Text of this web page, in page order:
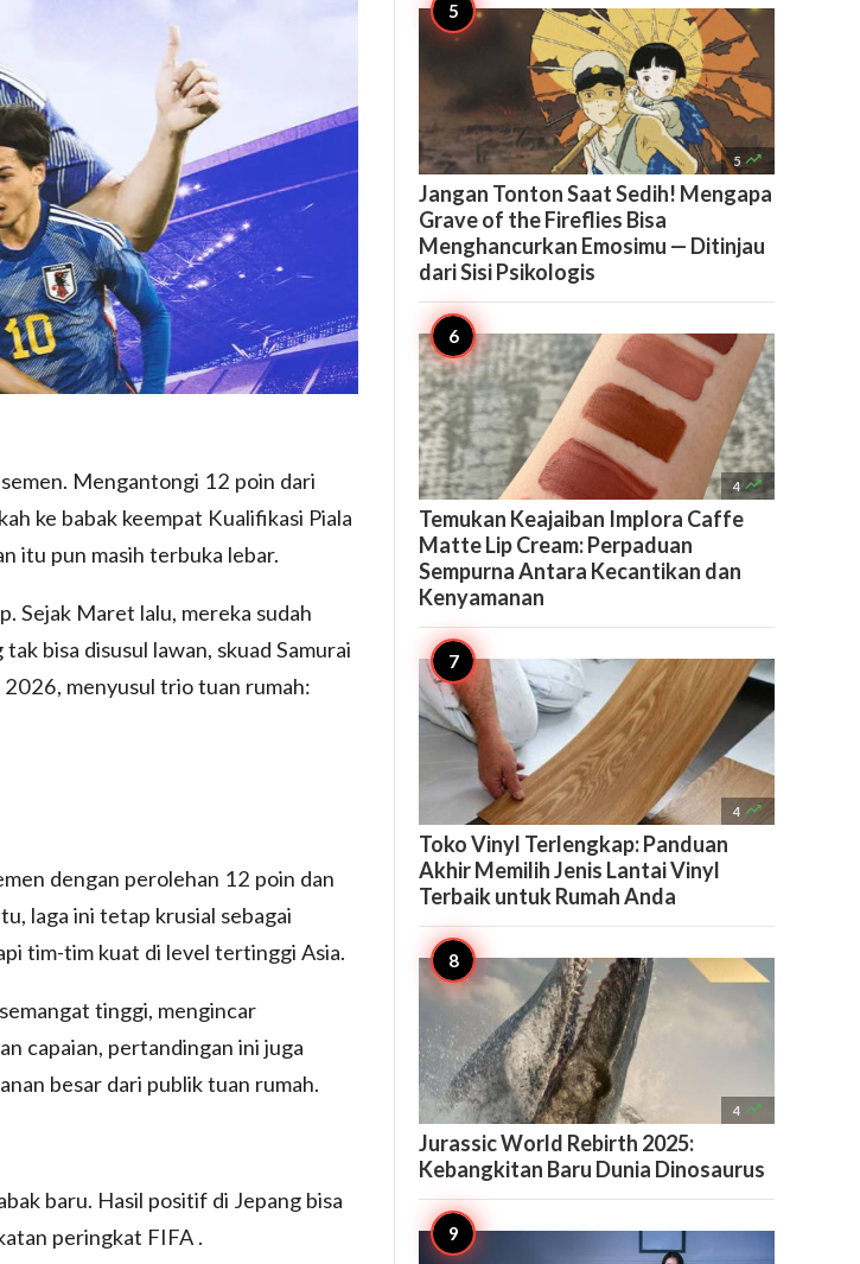
Mengantongi 12 poin dari
ke babak keempat Kualifikasi Piala
itu pun masih terbuka lebar.
Sejak Maret lalu, mereka sudah
bisa disusul lawan, skuad Samurai
2026, menyusul trio tuan rumah:
dengan perolehan 12 poin dan
laga ini tetap krusial sebagai
tim-tim kuat di level tertinggi Asia.
tinggi, mengincar
capaian, pertandingan ini juga
besar dari publik tuan rumah.
baru. Hasil positif di Jepang bisa
peringkat FIFA .
5 
Jangan Tonton Saat Sedih! Mengapa
Grave of the Fireflies Bisa
Menghancurkan Emosimu — Ditinjau
dari Sisi Psikologis
4 
Temukan Keajaiban Implora Caffe
Matte Lip Cream: Perpaduan
Sempurna Antara Kecantikan dan
Kenyamanan
4 
Toko Vinyl Terlengkap: Panduan
Akhir Memilih Jenis Lantai Vinyl
Terbaik untuk Rumah Anda
4 
Jurassic World Rebirth 2025:
Kebangkitan Baru Dunia Dinosaurus